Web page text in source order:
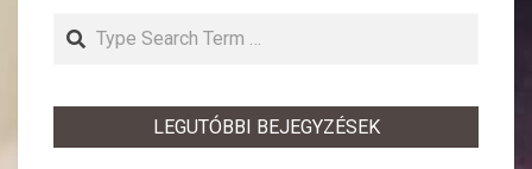
Search
LEGUTÓBBI BEJEGYZÉSEK